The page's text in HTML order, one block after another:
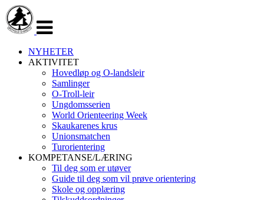
navigasjon
NYHETER
AKTIVITET
Hovedløp og O-landsleir
Samlinger
O-Troll-leir
Ungdomsserien
World Orienteering Week
Skaukarenes krus
Unionsmatchen
Turorientering
KOMPETANSE/LÆRING
Til deg som er utøver
Guide til deg som vil prøve orientering
Skole og opplæring